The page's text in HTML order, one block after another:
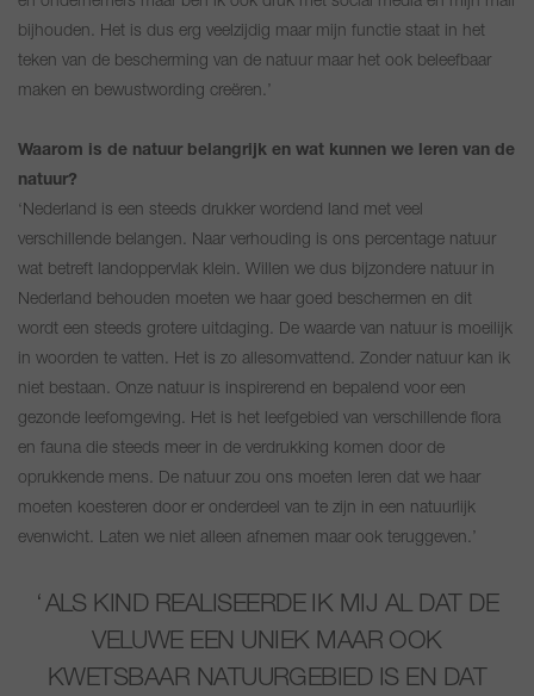
bijhouden. Het is dus erg veelzijdig maar mijn functie staat in het
teken van de bescherming van de natuur maar het ook beleefbaar
maken en bewustwording creëren.’
Waarom is de natuur belangrijk en wat kunnen we leren van de
natuur?
‘Nederland is een steeds drukker wordend land met veel
verschillende belangen. Naar verhouding is ons percentage natuur
wat betreft landoppervlak klein. Willen we dus bijzondere natuur in
Nederland behouden moeten we haar goed beschermen en dit
wordt een steeds grotere uitdaging. De waarde van natuur is moeilijk
in woorden te vatten. Het is zo allesomvattend. Zonder natuur kan ik
niet bestaan. Onze natuur is inspirerend en bepalend voor een
gezonde leefomgeving. Het is het leefgebied van verschillende flora
en fauna die steeds meer in de verdrukking komen door de
oprukkende mens. De natuur zou ons moeten leren dat we haar
moeten koesteren door er onderdeel van te zijn in een natuurlijk
evenwicht. Laten we niet alleen afnemen maar ook teruggeven.’
ALS KIND REALISEERDE IK MIJ AL DAT DE
VELUWE EEN UNIEK MAAR OOK
KWETSBAAR NATUURGEBIED IS EN DAT